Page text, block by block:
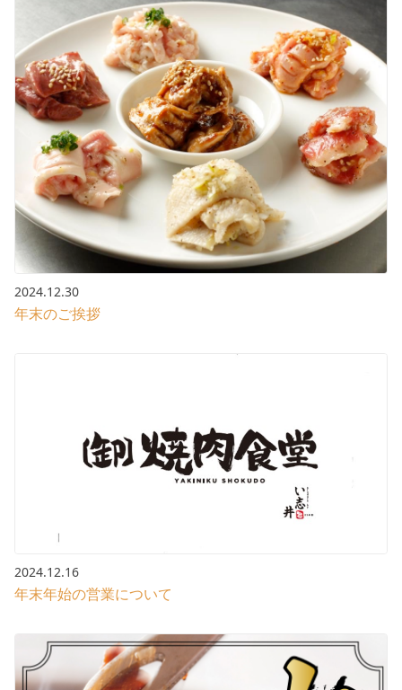
2024.12.30
年末のご挨拶
2024.12.16
年末年始の営業について